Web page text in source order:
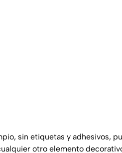
sin etiquetas y adhesivos,
otro elemento